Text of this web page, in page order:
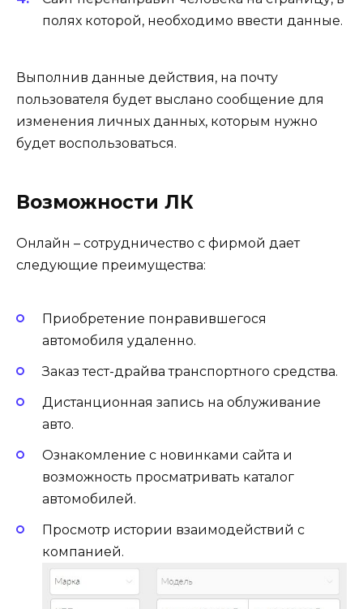
полях которой, необходимо ввести данные.
Выполнив данные действия, на почту
пользователя будет выслано сообщение для
изменения личных данных, которым нужно
будет воспользоваться.
Возможности ЛК
Онлайн – сотрудничество с фирмой дает
следующие преимущества:
Приобретение понравившегося
автомобиля удаленно.
Заказ тест-драйва транспортного средства.
Дистанционная запись на облуживание
авто.
Ознакомление с новинками сайта и
возможность просматривать каталог
автомобилей.
Просмотр истории взаимодействий с
компанией.